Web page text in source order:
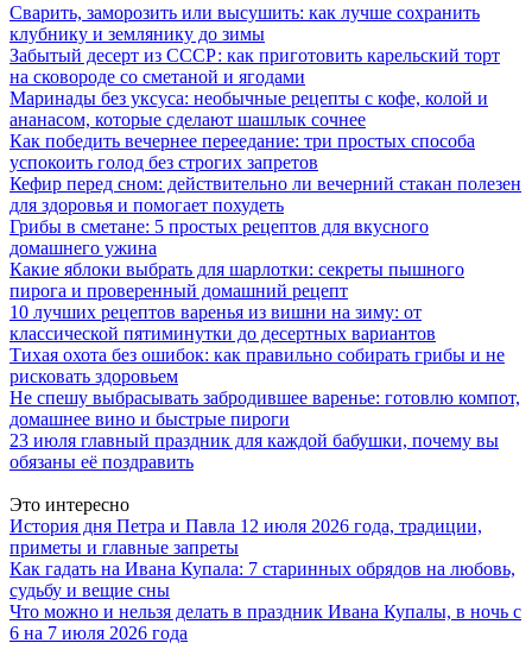
Сварить, заморозить или высушить: как лучше сохранить
клубнику и землянику до зимы
Забытый десерт из СССР: как приготовить карельский торт
на сковороде со сметаной и ягодами
Маринады без уксуса: необычные рецепты с кофе, колой и
ананасом, которые сделают шашлык сочнее
Как победить вечернее переедание: три простых способа
успокоить голод без строгих запретов
Кефир перед сном: действительно ли вечерний стакан полезен
для здоровья и помогает похудеть
Грибы в сметане: 5 простых рецептов для вкусного
домашнего ужина
Какие яблоки выбрать для шарлотки: секреты пышного
пирога и проверенный домашний рецепт
10 лучших рецептов варенья из вишни на зиму: от
классической пятиминутки до десертных вариантов
Тихая охота без ошибок: как правильно собирать грибы и не
рисковать здоровьем
Не спешу выбрасывать забродившее варенье: готовлю компот,
домашнее вино и быстрые пироги
23 июля главный праздник для каждой бабушки, почему вы
обязаны её поздравить
Это интересно
История дня Петра и Павла 12 июля 2026 года, традиции,
приметы и главные запреты
Как гадать на Ивана Купала: 7 старинных обрядов на любовь,
судьбу и вещие сны
Что можно и нельзя делать в праздник Ивана Купалы, в ночь с
6 на 7 июля 2026 года